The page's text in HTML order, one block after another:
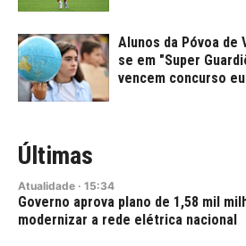
Alunos da Póvoa de
se em "Super
vencem concurso
Últimas
Atualidade · 15:34
Governo aprova plano de 1,58 mil
modernizar a rede elétrica nacional